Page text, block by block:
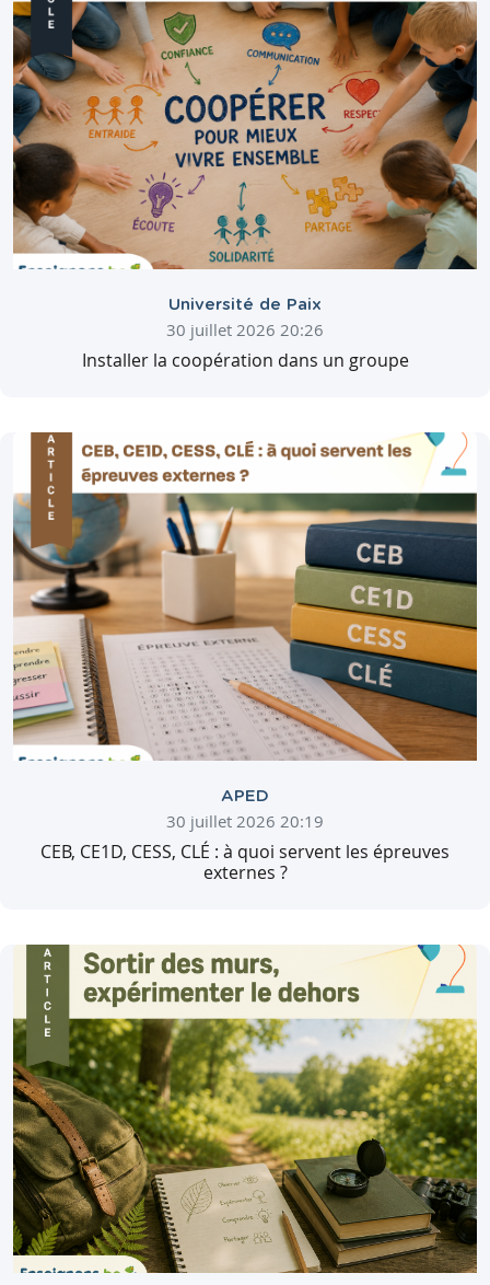
Université de Paix
30 juillet 2026 20:26
Installer la coopération dans un groupe
APED
30 juillet 2026 20:19
CEB, CE1D, CESS, CLÉ : à quoi servent les épreuves
externes ?